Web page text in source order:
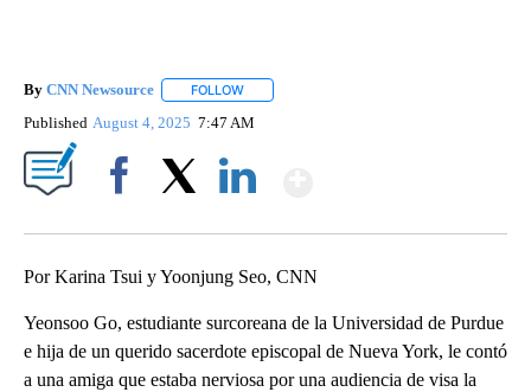
By CNN Newsource FOLLOW
Published August 4, 2025 7:47 AM
Por Karina Tsui y Yoonjung Seo, CNN
Yeonsoo Go, estudiante surcoreana de la Universidad de Purdue
e hija de un querido sacerdote episcopal de Nueva York, le contó
a una amiga que estaba nerviosa por una audiencia de visa la